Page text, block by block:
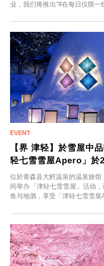
业，我们将推出“#在每日仅限
在此与重要之人共度一段难忘的
【界 津轻】於雪屋中
轻七雪雪屋Apero」於
位於青森县大鰐温泉的温泉旅
间举办「津轻七雪雪屋」活动
鱼与地酒，享受「津轻七雪雪屋